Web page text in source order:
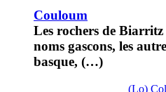
Couloum
Les rochers de
noms gascons, les
basque, (…)
(Lo)